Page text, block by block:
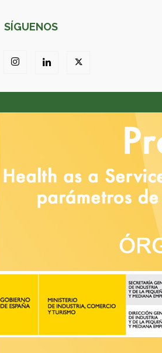
SÍGUENOS